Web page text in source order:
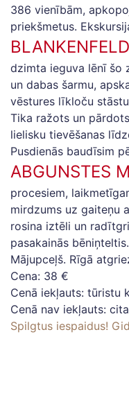
386 vienībām,
priekšmetus.
dzimta ieguva lēnī šo
un dabas šarmu,
vēstures līkloču
Tika ražots un
lielisku tievēšanas
Pusdienās baudīsim
ABGUNSTES
procesiem,
mirdzums uz gaiteņu
rosina iztēli un
pasakainās
Mājupceļš. Rīgā
Cena: 38 €
Cenā iekļauts: tūristu
Cenā nav iekļauts:
Spilgtus iespaidus!